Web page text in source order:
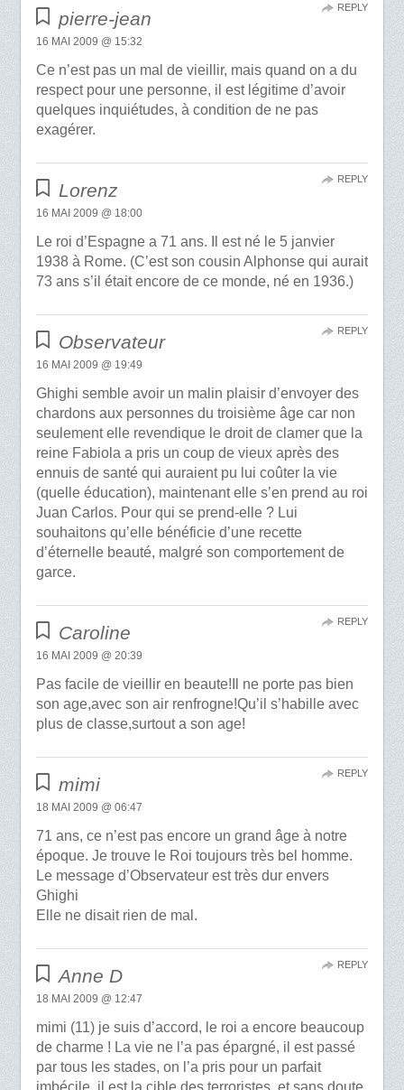
pierre-jean
16 MAI 2009 @ 15:32
Ce n’est pas un mal de vieillir, mais quand on a du
respect pour une personne, il est légitime d’avoir
quelques inquiétudes, à condition de ne pas
exagérer.
REPLY
Lorenz
16 MAI 2009 @ 18:00
Le roi d’Espagne a 71 ans. Il est né le 5 janvier
1938 à Rome. (C’est son cousin Alphonse qui aurait
73 ans s’il était encore de ce monde, né en 1936.)
REPLY
Observateur
16 MAI 2009 @ 19:49
Ghighi semble avoir un malin plaisir d’envoyer des
chardons aux personnes du troisième âge car non
seulement elle revendique le droit de clamer que la
reine Fabiola a pris un coup de vieux après des
ennuis de santé qui auraient pu lui coûter la vie
(quelle éducation), maintenant elle s’en prend au roi
Juan Carlos. Pour qui se prend-elle ? Lui
souhaitons qu’elle bénéficie d’une recette
d’éternelle beauté, malgré son comportement de
garce.
REPLY
Caroline
16 MAI 2009 @ 20:39
Pas facile de vieillir en beaute!Il ne porte pas bien
son age,avec son air renfrogne!Qu’il s’habille avec
plus de classe,surtout a son age!
REPLY
mimi
18 MAI 2009 @ 06:47
71 ans, ce n’est pas encore un grand âge à notre
époque. Je trouve le Roi toujours très bel homme.
Le message d’Observateur est très dur envers
Ghighi
Elle ne disait rien de mal.
REPLY
Anne D
18 MAI 2009 @ 12:47
mimi (11) je suis d’accord, le roi a encore beaucoup
de charme ! La vie ne l’a pas épargné, il est passé
par tous les stades, on l’a pris pour un parfait
REPLY